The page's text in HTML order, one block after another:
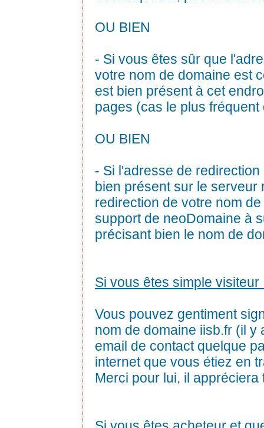
OU BIEN
- Si vous êtes sûr que
votre nom de domaine est
est bien présent à cet
pages (cas le plus
OU BIEN
- Si l'adresse de
bien présent sur le serveur
redirection de votre nom
support de neoDomaine à
précisant bien le nom de
Si vous êtes simple visiteur
Vous pouvez gentiment
nom de domaine iisb.fr (il
email de contact quelque
internet que vous étiez en
Merci pour lui, il appréciera